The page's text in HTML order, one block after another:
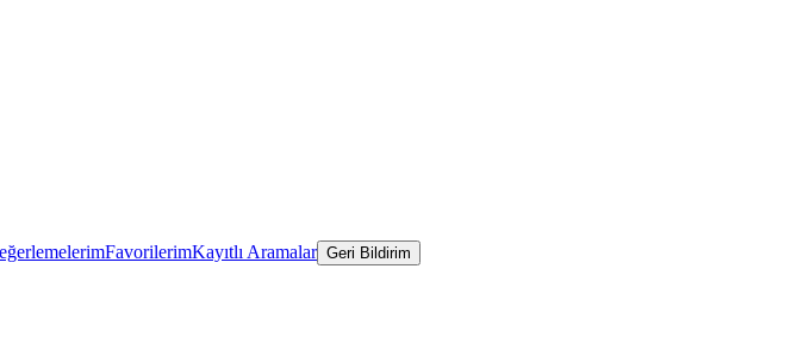
FavorilerimKayıtlı Aramalar Geri Bildirim